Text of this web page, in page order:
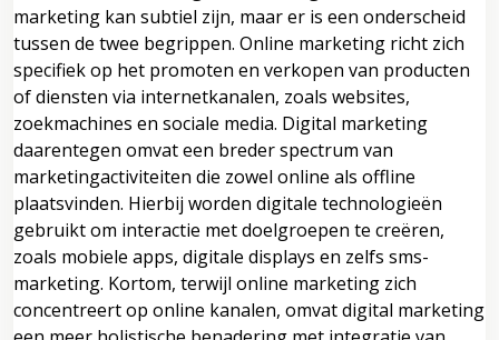
marketing kan subtiel zijn, maar er is een onderscheid
tussen de twee begrippen. Online marketing richt zich
specifiek op het promoten en verkopen van producten
of diensten via internetkanalen, zoals websites,
zoekmachines en sociale media. Digital marketing
daarentegen omvat een breder spectrum van
marketingactiviteiten die zowel online als offline
plaatsvinden. Hierbij worden digitale technologieën
gebruikt om interactie met doelgroepen te creëren,
zoals mobiele apps, digitale displays en zelfs sms-
marketing. Kortom, terwijl online marketing zich
concentreert op online kanalen, omvat digital marketing